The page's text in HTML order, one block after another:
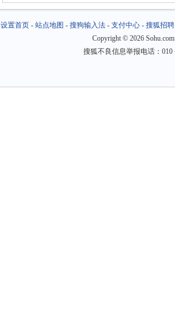
设置首页- 站点地图 - 搜狗输入法- 支付中心- 搜狐招聘
Copyright © 2026
搜狐不良信息举报电话：010